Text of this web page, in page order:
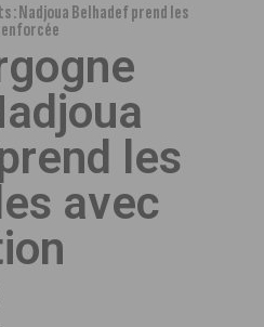
: Nadjoua Belhadef prend les
les
avec